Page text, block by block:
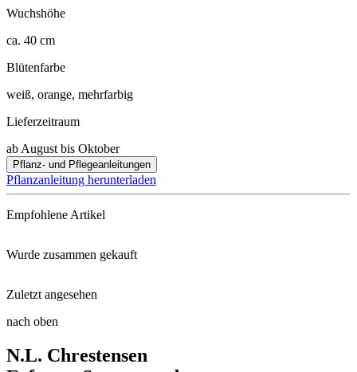
Wuchshöhe
ca. 40 cm
Blütenfarbe
weiß, orange, mehrfarbig
Lieferzeitraum
ab August bis Oktober
Pflanz- und Pflegeanleitungen
Pflanzanleitung herunterladen
Empfohlene Artikel
Damen- und Floristenschere
Wurde zusammen gekauft
Echter Märzenbecher
Zuletzt angesehen
Dichter-Narzisse Actaea
nach oben
N.L. Chrestensen